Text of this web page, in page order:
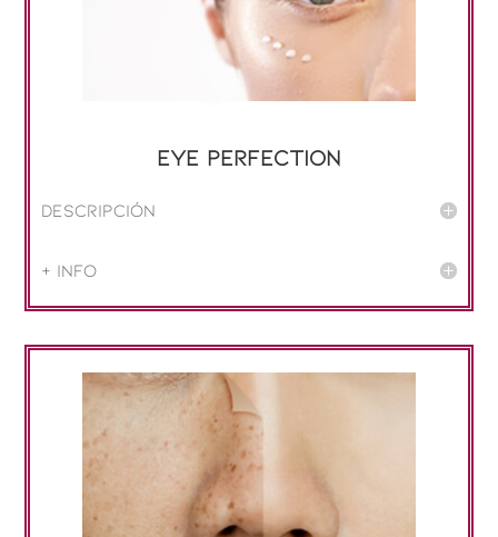
EYE PERFECTION
Descripción
+ info